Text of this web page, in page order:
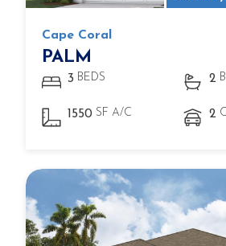
Cape Coral
PALM
3 BEDS 2
1550 SF A/C 2